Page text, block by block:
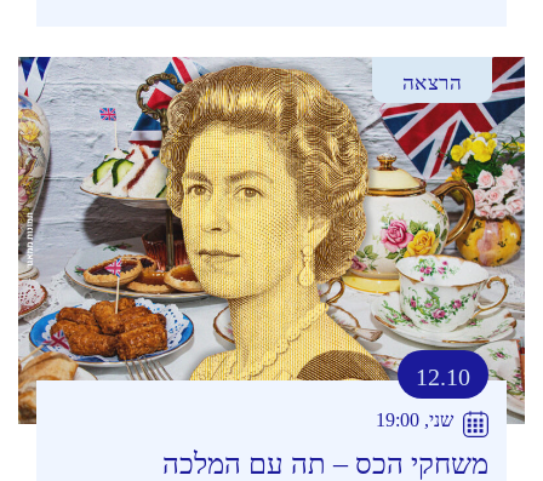
הרצאה
12.10
שני, 19:00
משחקי הכס – תה עם המלכה